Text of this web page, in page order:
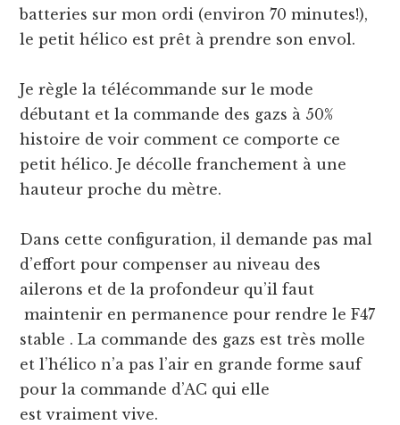
batteries sur mon ordi (environ 70 minutes!),
le petit hélico est prêt à prendre son envol.
Je règle la télécommande sur le mode
débutant et la commande des gazs à 50%
histoire de voir comment ce comporte ce
petit hélico. Je décolle franchement à une
hauteur proche du mètre.
Dans cette configuration, il demande pas mal
d’effort pour compenser au niveau des
ailerons et de la profondeur qu’il faut
maintenir en permanence pour rendre le F47
stable . La commande des gazs est très molle
et l’hélico n’a pas l’air en grande forme sauf
pour la commande d’AC qui elle
est vraiment vive.